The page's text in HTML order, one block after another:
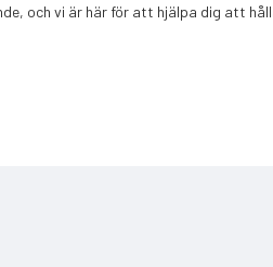
och vi är här för att hjälpa dig att